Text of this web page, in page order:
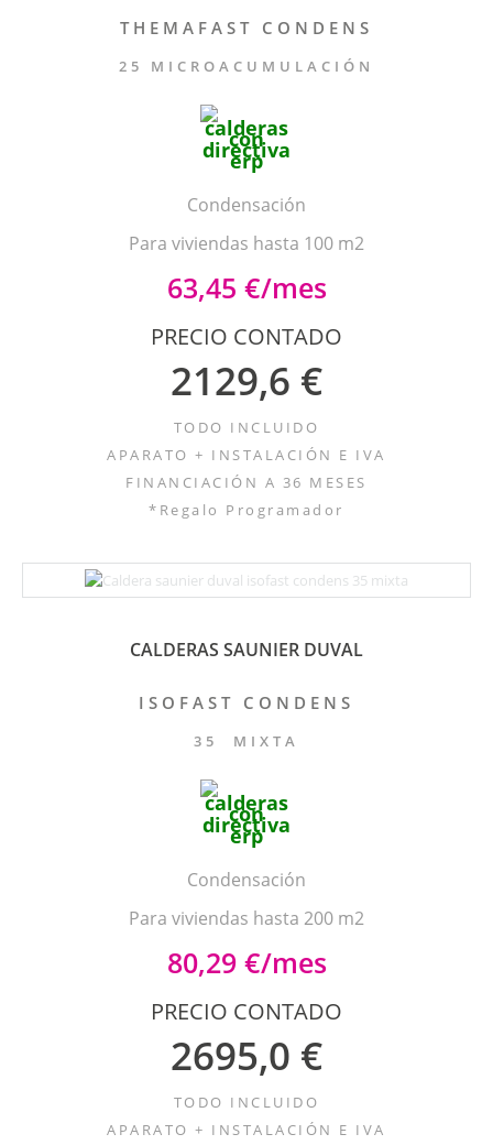
THEMAFAST CONDENS
25 MICROACUMULACIÓN
Condensación
Para viviendas hasta 100 m2
63,45 €/mes
PRECIO CONTADO
2129,6 €
TODO INCLUIDO
APARATO + INSTALACIÓN E IVA
FINANCIACIÓN A 36 MESES
*Regalo Programador
CALDERAS SAUNIER DUVAL
ISOFAST CONDENS
35 MIXTA
Condensación
Para viviendas hasta 200 m2
80,29 €/mes
PRECIO CONTADO
2695,0 €
TODO INCLUIDO
APARATO + INSTALACIÓN E IVA